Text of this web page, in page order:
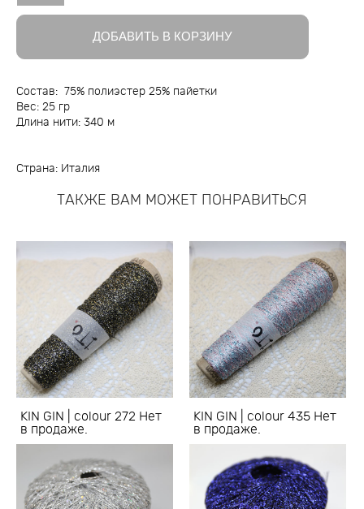
ДОБАВИТЬ В КОРЗИНУ
Состав: 75% полиэстер 25% пайетки
Вес: 25 гр
Длина нити: 340 м
Страна: Италия
ТАКЖЕ ВАМ МОЖЕТ ПОНРАВИТЬСЯ
KIN GIN | colour 272 Нет
в продаже.
KIN GIN | colour 435 Нет
в продаже.